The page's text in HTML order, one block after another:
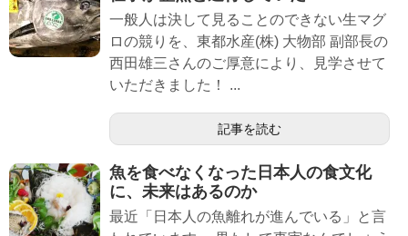
一般人は決して見ることのできない生マグ
ロの競りを、東都水産(株) 大物部 副部長の
西田雄三さんのご厚意により、見学させて
いただきました！ ...
記事を読む
魚を食べなくなった日本人の食文化
に、未来はあるのか
最近「日本人の魚離れが進んでいる」と言